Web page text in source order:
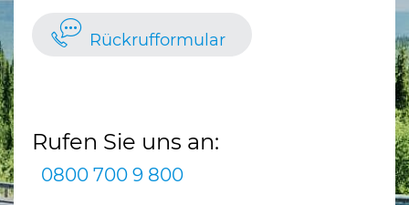
Rückrufformular
Rufen Sie uns an:
0800 700 9 800